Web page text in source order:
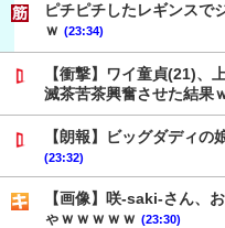
ピチピチしたレギンスで
ｗ (23:34)
【衝撃】ワイ童貞(21)、
滅茶苦茶興奮させた結果
【朗報】ビッグダディの
(23:32)
【画像】咲-saki-さん、
ゃｗｗｗｗｗ (23:30)